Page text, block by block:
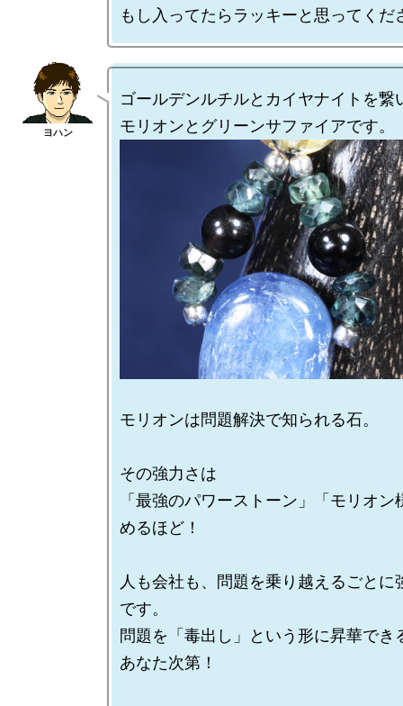
ゴールデンルチルとカイヤナイトを繋
モリオンは問題解決で知られる石。
その強力さは
「最強のパワーストーン」「モリオン
めるほど！
人も会社も、問題を乗り越えるごとに
です。
問題を「毒出し」という形に昇華でき
あなた次第！